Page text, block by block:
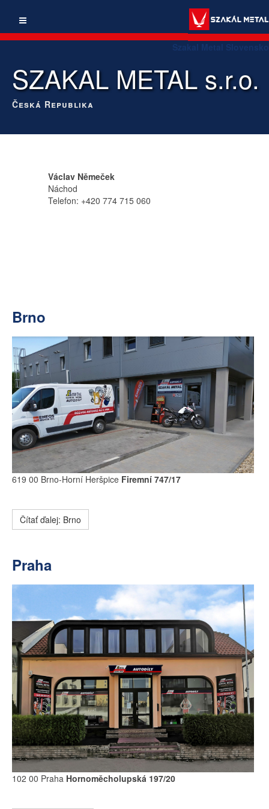
Szakal Metal Slovensko
SZAKAL METAL s.r.o.
Česká Republika
Václav Němeček
Náchod
Telefon: +420 774 715 060
Brno
619 00 Brno-Horní Heršpice Firemní 747/17
Čítať ďalej: Brno
Praha
102 00 Praha Hornoměcholupská 197/20